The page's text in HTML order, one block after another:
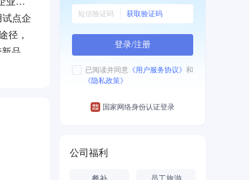
点企
径，
品
，
武汉
16
获取验证码
登录/注册
已阅读并同意 《用户服务协议》 和
《隐私政策》
国家网络身份认证登录
公司福利